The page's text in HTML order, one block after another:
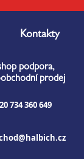
Kontakty
podpora,
prodej
734 360 649